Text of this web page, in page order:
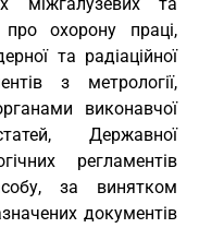
про охорону праці,
та радіаційної
з метрології,
виконавчої
Державної
регламентів
за винятком
документів